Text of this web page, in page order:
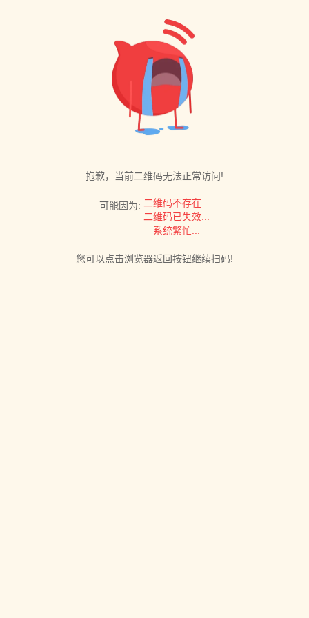
抱歉，当前二维码无法正常访问!
可能因为: 二维码不存在...
二维码已失效...
系统繁忙...
您可以点击浏览器返回按钮继续扫码!